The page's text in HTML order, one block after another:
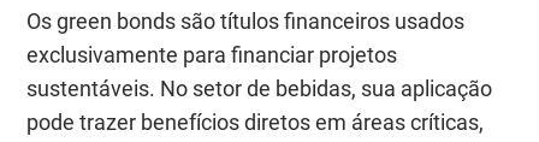
Os green bonds são títulos financeiros usados
exclusivamente para financiar projetos
sustentáveis. No setor de bebidas, sua aplicação
pode trazer benefícios diretos em áreas críticas,